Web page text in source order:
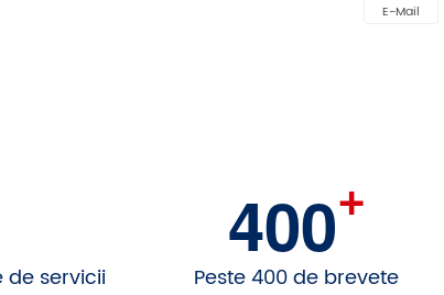
de servicii
400+
Peste 400 de brevete
E-Mail